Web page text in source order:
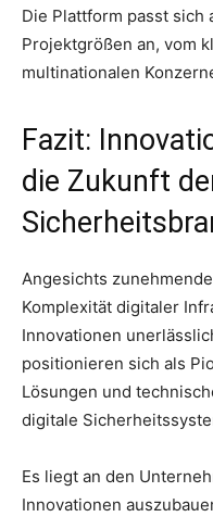
Die Plattform passt sich
Projektgrößen an, vom
multinationalen
Fazit:
die Zukunft
Angesichts
Komplexität digitaler
Innovationen
positionieren sich als
Lösungen und
digitale
Es liegt an den
Innovationen